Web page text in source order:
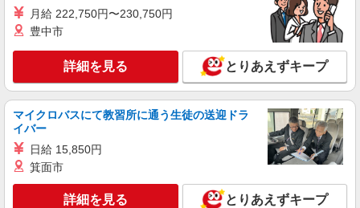
月給 222,750円〜230,750円
豊中市
詳細を見る とりあえずキープ
マイクロバスにて教習所に通う生徒の送迎ドラ
イバー
日給 15,850円
箕面市
詳細を見る とりあえずキープ